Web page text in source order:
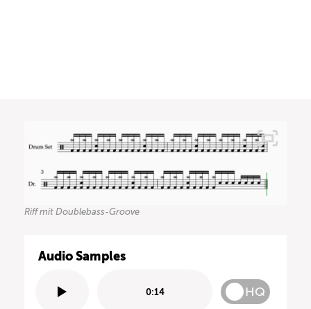
Riff mit Doublebass-Groove
Audio Samples
0:14 HQ